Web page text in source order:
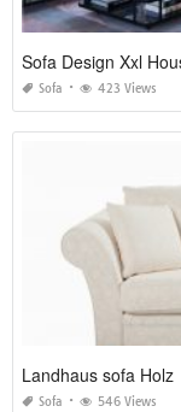
Sofa Design Xxl
Sofa 423 Views
Landhaus sofa Holz
Sofa 546 Views